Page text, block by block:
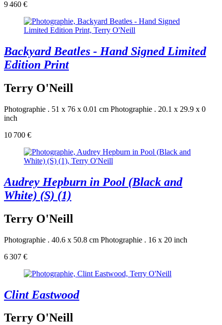
9 460 €
Backyard Beatles - Hand Signed Limited
Edition Print
Terry O'Neill
Photographie . 51 x 76 x 0.01 cm Photographie . 20.1 x 29.9 x 0
inch
10 700 €
Audrey Hepburn in Pool (Black and
White) (S) (1)
Terry O'Neill
Photographie . 40.6 x 50.8 cm Photographie . 16 x 20 inch
6 307 €
Clint Eastwood
Terry O'Neill